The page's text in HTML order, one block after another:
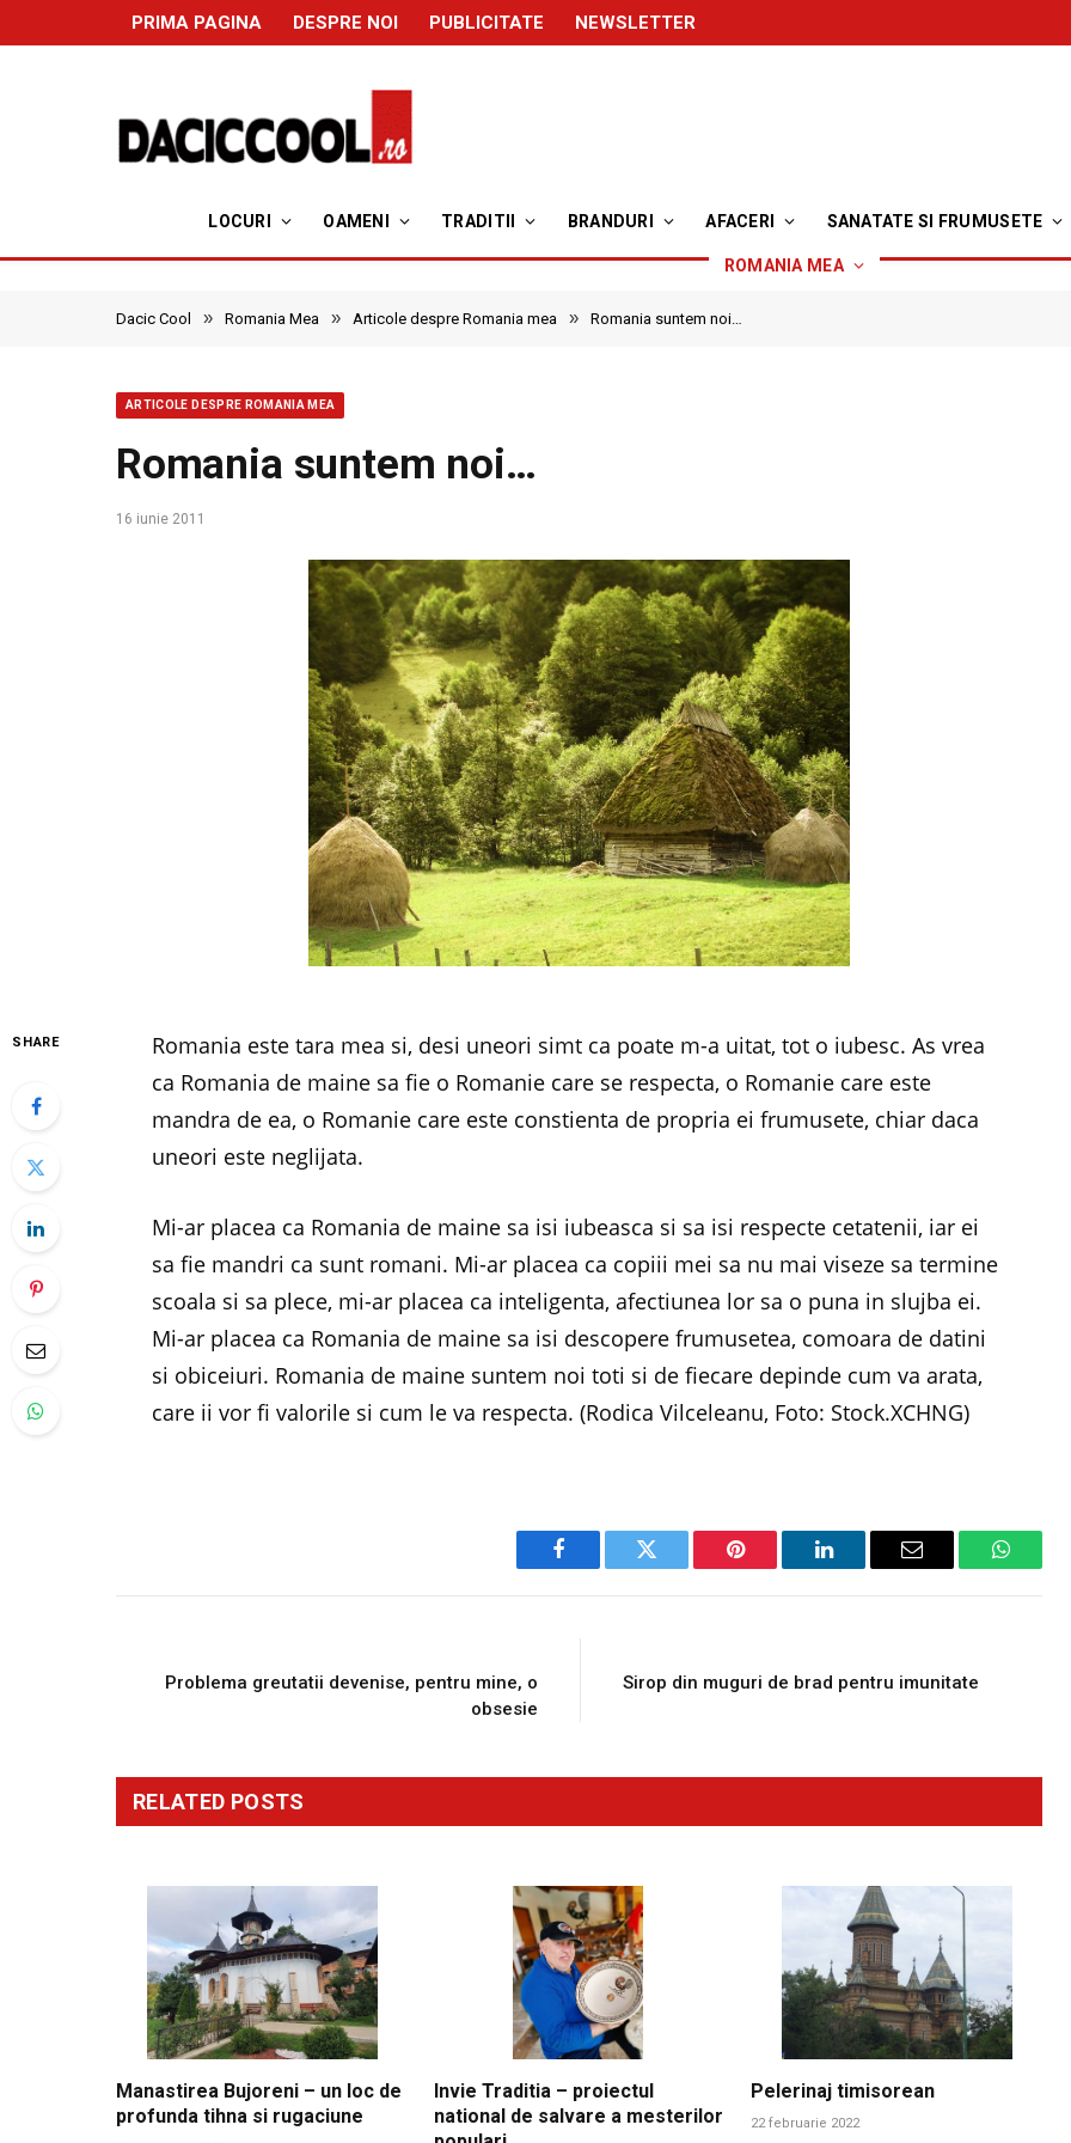
PRIMA PAGINA DESPRE NOI PUBLICITATE NEWSLETTER
LOCURI OAMENI TRADITII BRANDURI AFACERI SANATATE SI FRUMUSETE
ROMANIA MEA
Dacic Cool » Romania Mea » Articole despre Romania mea » Romania suntem noi…
ARTICOLE DESPRE ROMANIA MEA
Romania suntem noi…
16 iunie 2011
SHARE
Romania este tara mea si, desi uneori simt ca poate m-a uitat, tot o iubesc. As vrea
ca Romania de maine sa fie o Romanie care se respecta, o Romanie care este
mandra de ea, o Romanie care este constienta de propria ei frumusete, chiar daca
uneori este neglijata.
Mi-ar placea ca Romania de maine sa isi iubeasca si sa isi respecte cetatenii, iar ei
sa fie mandri ca sunt romani. Mi-ar placea ca copiii mei sa nu mai viseze sa termine
scoala si sa plece, mi-ar placea ca inteligenta, afectiunea lor sa o puna in slujba ei.
Mi-ar placea ca Romania de maine sa isi descopere frumusetea, comoara de datini
si obiceiuri. Romania de maine suntem noi toti si de fiecare depinde cum va arata,
care ii vor fi valorile si cum le va respecta. (Rodica Vilceleanu, Foto: Stock.XCHNG)
Facebook Twitter Pinterest LinkedIn Email
Problema greutatii devenise, pentru mine, o
obsesie
Sirop din muguri de brad pentru imunitate
RELATED POSTS
Manastirea Bujoreni – un loc de
profunda tihna si rugaciune
Invie Traditia – proiectul
national de salvare a mesterilor
Pelerinaj timisorean
22 februarie 2022